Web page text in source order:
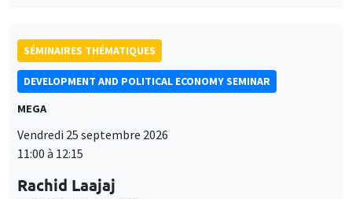
SÉMINAIRES THÉMATIQUES
DEVELOPMENT AND POLITICAL ECONOMY SEMINAR
MEGA
Vendredi 25 septembre 2026
11:00 à 12:15
Rachid Laajaj